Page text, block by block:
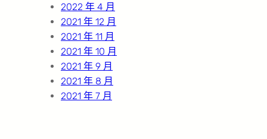
2022 年 4 月
2021 年 12 月
2021 年 11 月
2021 年 10 月
2021 年 9 月
2021 年 8 月
2021 年 7 月